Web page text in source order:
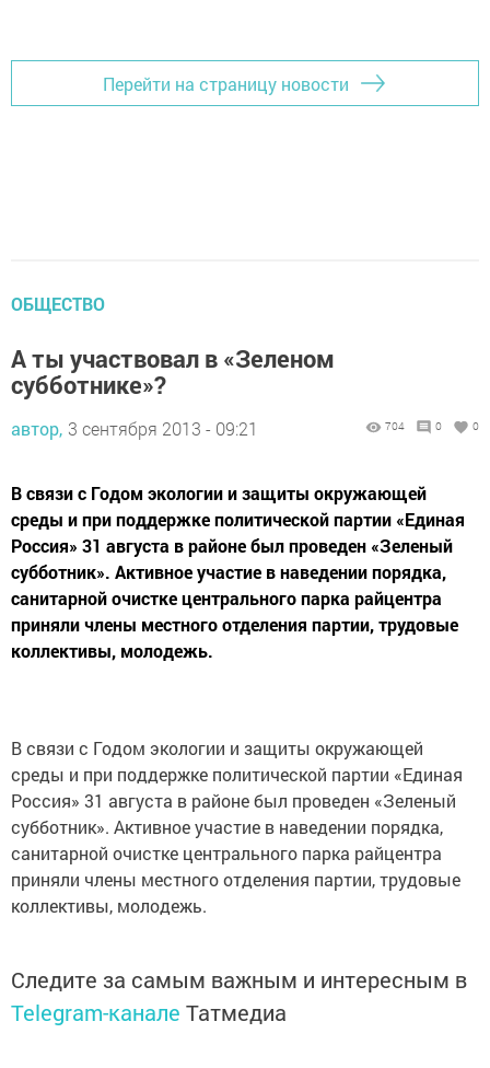
Перейти на страницу новости
ОБЩЕСТВО
А ты участвовал в «Зеленом
субботнике»?
автор, 3 сентября 2013 - 09:21 704 0 0
В связи с Годом экологии и защиты окружающей
среды и при поддержке политической партии «Единая
Россия» 31 августа в районе был проведен «Зеленый
субботник». Активное участие в наведении порядка,
санитарной очистке центрального парка райцентра
приняли члены местного отделения партии, трудовые
коллективы, молодежь.
В связи с Годом экологии и защиты окружающей
среды и при поддержке политической партии «Единая
Россия» 31 августа в районе был проведен «Зеленый
субботник». Активное участие в наведении порядка,
санитарной очистке центрального парка райцентра
приняли члены местного отделения партии, трудовые
коллективы, молодежь.
Следите за самым важным и интересным в
Telegram-канале Татмедиа